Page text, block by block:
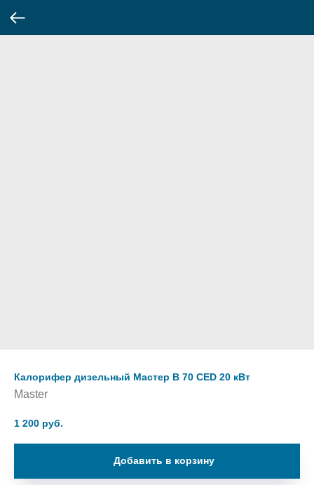
Калорифер дизельный Мастер B 70 CED 20 кВт
Master
1 200 руб.
Добавить в корзину